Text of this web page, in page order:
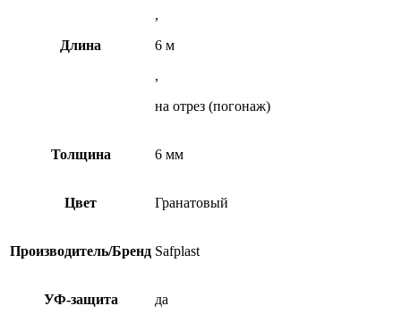
Длина
,
6 м
,
на отрез (погонаж)
Толщина 6 мм
Цвет Гранатовый
Производитель/Бренд Safplast
УФ-защита да